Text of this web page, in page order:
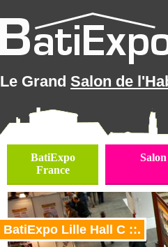
Le Grand Salon de
BatiExpo
France
BatiExpo Lille Hall C ::.